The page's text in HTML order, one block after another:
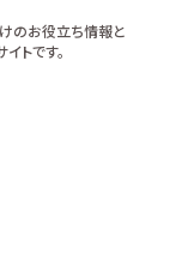
のお役立ち情報と
トです。